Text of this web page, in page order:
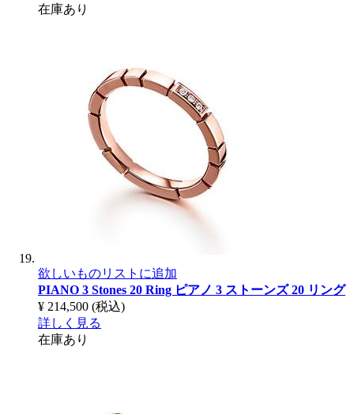
在庫あり
欲しいものリストに追加
PIANO 3 Stones 20 Ring ピアノ 3 ストーンズ 20 リング
¥ 214,500 (税込)
詳しく見る
在庫あり